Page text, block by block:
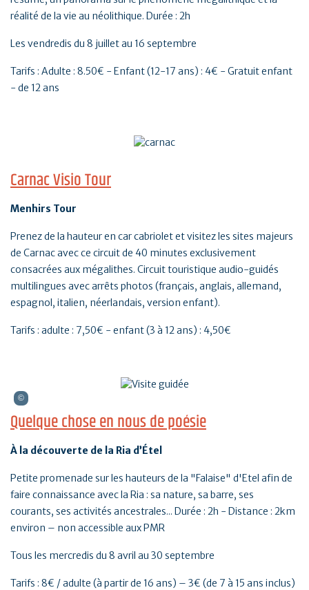
réalité de la vie au néolithique. Durée : 2h
Les vendredis du 8 juillet au 16 septembre
Tarifs : Adulte : 8.50€ - Enfant (12-17 ans) : 4€ - Gratuit enfant
- de 12 ans
Carnac Visio Tour
Menhirs Tour
Prenez de la hauteur en car cabriolet et visitez les sites majeurs
de Carnac avec ce circuit de 40 minutes exclusivement
consacrées aux mégalithes. Circuit touristique audio-guidés
multilingues avec arrêts photos (français, anglais, allemand,
espagnol, italien, néerlandais, version enfant).
Tarifs : adulte : 7,50€ - enfant (3 à 12 ans) : 4,50€
Quelque chose en nous de poésie
À la découverte de la Ria d’Étel
Petite promenade sur les hauteurs de la "Falaise" d'Etel afin de
faire connaissance avec la Ria : sa nature, sa barre, ses
courants, ses activités ancestrales... Durée : 2h - Distance : 2km
environ – non accessible aux PMR
Tous les mercredis du 8 avril au 30 septembre
Tarifs : 8€ / adulte (à partir de 16 ans) – 3€ (de 7 à 15 ans inclus)